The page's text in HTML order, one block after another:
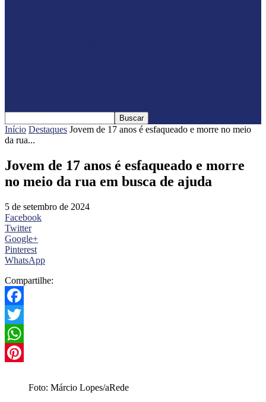
Início Destaques Jovem de 17 anos é esfaqueado e morre no meio
da rua...
Jovem de 17 anos é esfaqueado e morre
no meio da rua em busca de ajuda
5 de setembro de 2024
Facebook
Twitter
Google+
Pinterest
WhatsApp
Compartilhe:
Facebook
Twitter
WhatsApp
Foto: Márcio Lopes/aRede